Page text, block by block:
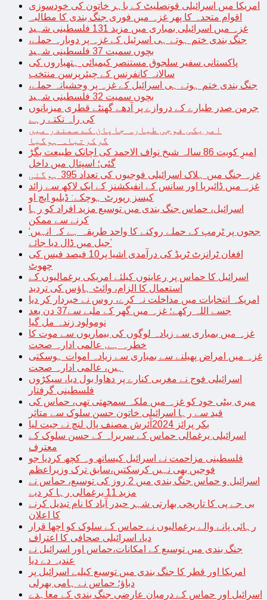
امریکا میں اسرائیلی قونصلیٹ کے باہر خاتون کی خودسوزی
اقوام متحدہ کا پھر غزہ میں فوری جنگ بندی کا مطالبہ
غزہ میں اسرائیلی بمباری میں مزید 131 فلسطینی شہید
جنگ بندی ختم ہوتے ہی اسرئیل کے غزہ پر دوبارہ حملے،
بچوں سمیت 37 فلسطینی شہید
پاکستانی سفیر سلجوق مستنصر کیمیائی ہتھیاروں کی
سالانہ کانفرنس کے چیئرپرسن منتخب
جنگ بندی ختم ہوتے ہی اسرائیل کے غزہ پر وحشیانہ حملے،
بچوں سمیت 32 فلسطینی شہید
جرمن صدر طیارے کے دروازے پر آدھے گھنٹے قطری میزبانوں
کی راہ تکتے رہے
امریکی فوجی طیارہ جاپان کے سمندر میں
گرکرتباہ ہوگیا
امیرِ کویت 86 سالہ شیخ نواف الاحمد کی اچانک طبیعت بگڑ
گئی؛ اسپتال میں داخل
غزہ جنگ میں ہلاک اسرائیلی فوجیوں کی تعداد 395 ہوگئی
غزہ میں ڈائیریا اور سانس کے انفیکشنز کے ایک لاکھ سے زائد
کیسز رپورٹ ہوچکے: ڈبلیو ایچ او
اسرائیل، حماس جنگ بندی میں توسیع مزید افراد کو رہا
کرنے سے ممکن
‘ججوں پر ٹرمپ کے حملے روکنے کا واحد طریقہ ہے کہ انہیں
جیل میں ڈال دیا جائے’
افغان ٹرانزٹ ٹریڈ کی درآمدی اشیا پر10 فیصد فیس کی
چھوٹ
اسرائیل کا حماس پر رعایتوں کیلئے امریکی یرغمالیوں کے
استعمال کا الزام، وائٹ ہاؤس کی تردید
امریکہ انتخابات میں مداخلت نہ کرے، روس نے خبردار کر دیا
جسے اللہ رکھے؛ غزہ میں گھر کے ملبے سے37 دن بعد
نومولود زندہ مل گیا
غزہ میں بمباری سے زیادہ لوگوں کی بیماریوں سے موت کا
خطرہ ہے, عالمی ادارہ صحت
غزہ میں امراض پھیلنے سے بمباری سے زیادہ اموات ہوسکتی
ہیں، عالمی ادارہ صحت
اسرائیلی فوج نے مغربی کنارے پر دھاوا بول دیا، سیکڑوں
فلسطینی گرفتار
میری بیٹی خود کو غزہ میں ملکہ سمجھتی تھی، حماس کی
قید سے رہا اسرائیلی خاتون حسن سلوک سے متاثر
بکر پرائز 2024آئرش مصنف پال لنچ نے جیت لیا
اسرائیلی یرغمالی حماس کے سربراہ کے حسن سلوک کے
معترف
فلسطینی مزاحمت نے اسرائیل کیساتھ وہ کچھ کردیا جو
فوجیں بھی نہیں کرسکتیں،سابق ترک وزیراعظم
اسرائیل و حماس جنگ بندی میں 2 روز کی توسیع، حماس نے
مزید 11 یرغمالی رہا کر دیے
بی جے پی کا تاریخی بھارتی شہر حیدر آباد کا نام تبدیل کرنے
کا اعلان
رہائی پانے والے یرغمالیوں نے حماس کے سلوک کو اچھا قرار
دیا، اسرائیلی صحافی کا اعتراف
جنگ بندی میں توسیع کے امکانات،حماس اور اسرائیل نے
عندیہ دے دیا
امریکا اور قطر کا جنگ بندی میں توسیع کیلیے اسرائیل پر
دباؤ؛ حماس نے ہامی بھرلی
اسرائیل اور حماس کے درمیان عارضی جنگ بندی کے معاہدے